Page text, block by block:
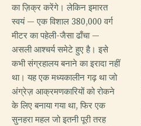
का ज़िक्र करेंगे। लेकिन इमारत
स्वयं — एक विशाल 380,000 वर्ग
मीटर का पहेली-जैसा ढाँचा —
असली आश्चर्य समेटे हुए है। इसे
कभी संग्रहालय बनाने का इरादा नहीं
था। यह एक मध्यकालीन गढ़ था जो
अंग्रेज़ आक्रमणकारियों को रोकने
के लिए बनाया गया था, फिर एक
सुनहरा महल जो इतनी पूरी तरह